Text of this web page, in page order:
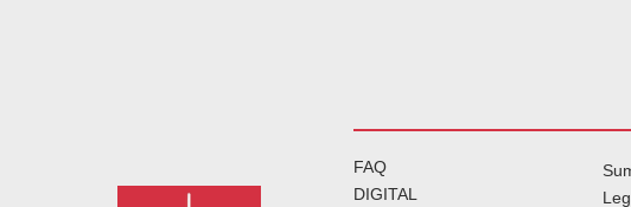
FAQ
DIGITAL